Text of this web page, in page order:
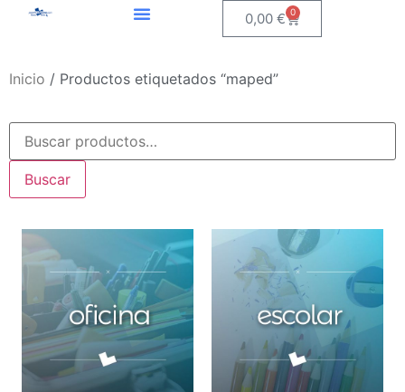
0,00€ 0
Inicio / Productos etiquetados “maped”
Buscar